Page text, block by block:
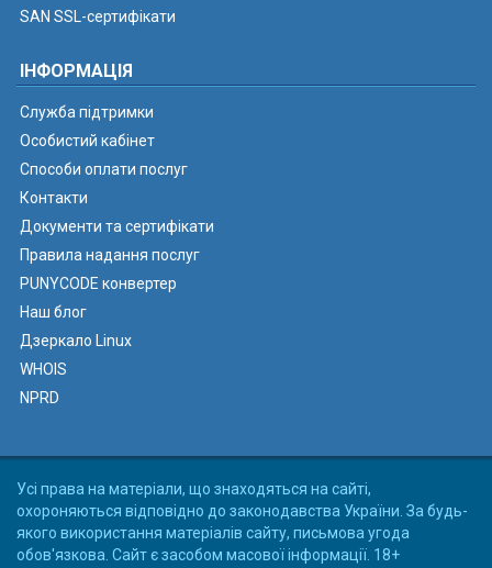
SAN SSL-сертифікати
ІНФОРМАЦІЯ
Служба підтримки
Особистий кабінет
Способи оплати послуг
Контакти
Документи та сертифікати
Правила надання послуг
PUNYCODE конвертер
Наш блог
Дзеркало Linux
WHOIS
NPRD
Усі права на матеріали, що знаходяться на сайті,
охороняються відповідно до законодавства України. За будь-
якого використання матеріалів сайту, письмова угода
обов'язкова. Сайт є засобом масової інформації. 18+